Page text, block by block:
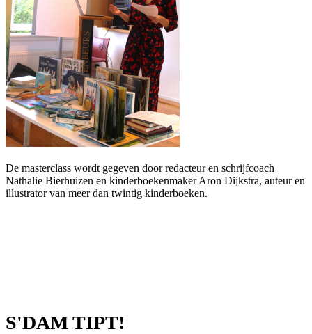
De masterclass wordt gegeven door redacteur en schrijfcoach
Nathalie Bierhuizen en kinderboekenmaker Aron Dijkstra, auteur en
illustrator van meer dan twintig kinderboeken.
S'DAM TIPT!